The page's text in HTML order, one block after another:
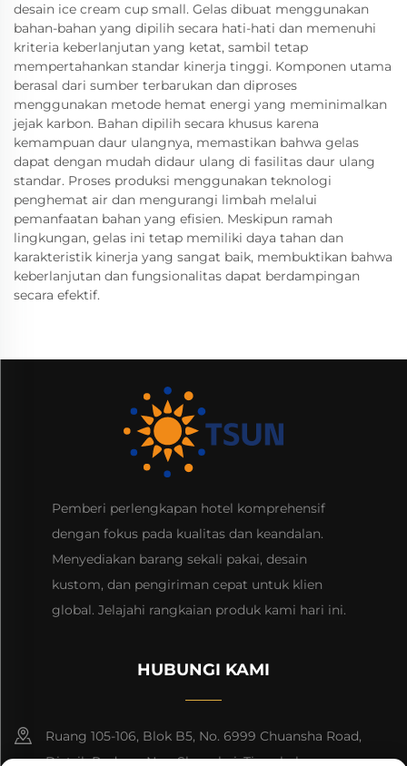
desain ice cream cup small. Gelas dibuat menggunakan
bahan-bahan yang dipilih secara hati-hati dan memenuhi
kriteria keberlanjutan yang ketat, sambil tetap
mempertahankan standar kinerja tinggi. Komponen utama
berasal dari sumber terbarukan dan diproses
menggunakan metode hemat energi yang meminimalkan
jejak karbon. Bahan dipilih secara khusus karena
kemampuan daur ulangnya, memastikan bahwa gelas
dapat dengan mudah didaur ulang di fasilitas daur ulang
standar. Proses produksi menggunakan teknologi
penghemat air dan mengurangi limbah melalui
pemanfaatan bahan yang efisien. Meskipun ramah
lingkungan, gelas ini tetap memiliki daya tahan dan
karakteristik kinerja yang sangat baik, membuktikan bahwa
keberlanjutan dan fungsionalitas dapat berdampingan
secara efektif.
Pemberi perlengkapan hotel komprehensif
dengan fokus pada kualitas dan keandalan.
Menyediakan barang sekali pakai, desain
kustom, dan pengiriman cepat untuk klien
global. Jelajahi rangkaian produk kami hari ini.
HUBUNGI KAMI
Ruang 105-106, Blok B5, No. 6999 Chuansha Road,
Distrik Pudong Nee, Shanghai, Tiongkok